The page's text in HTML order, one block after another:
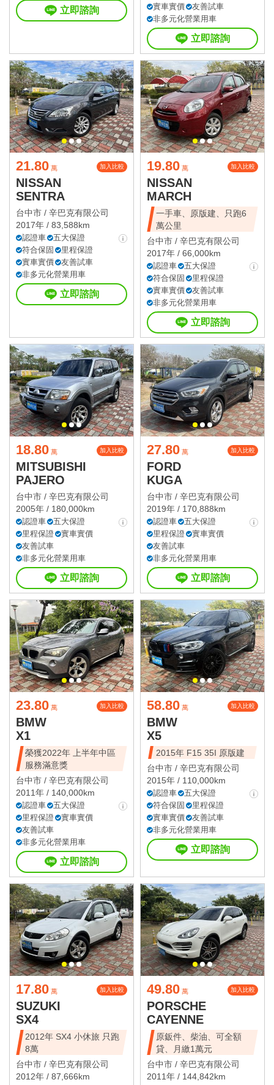
立即諮詢
實車實價
友善試車
非多元化營業用車
立即諮詢
21.80 萬 加入比較
NISSAN
SENTRA
台中市 / 辛巴克有限公司
2017年 / 83,588km
認證車
五大保證
符合保固
里程保證
實車實價
友善試車
非多元化營業用車
立即諮詢
19.80 萬 加入比較
NISSAN
MARCH
一手車、原版建、只跑6
萬公里
台中市 / 辛巴克有限公司
2017年 / 66,000km
認證車
五大保證
符合保固
里程保證
實車實價
友善試車
非多元化營業用車
立即諮詢
18.80 萬 加入比較
MITSUBISHI
PAJERO
台中市 / 辛巴克有限公司
2005年 / 180,000km
認證車
五大保證
里程保證
實車實價
友善試車
非多元化營業用車
立即諮詢
27.80 萬 加入比較
FORD
KUGA
台中市 / 辛巴克有限公司
2019年 / 170,888km
認證車
五大保證
里程保證
實車實價
友善試車
非多元化營業用車
立即諮詢
23.80 萬 加入比較
BMW
X1
榮獲2022年 上半年中區
服務滿意獎
台中市 / 辛巴克有限公司
2011年 / 140,000km
認證車
五大保證
里程保證
實車實價
友善試車
非多元化營業用車
立即諮詢
58.80 萬 加入比較
BMW
X5
2015年 F15 35I 原版建
台中市 / 辛巴克有限公司
2015年 / 110,000km
認證車
五大保證
符合保固
里程保證
實車實價
友善試車
非多元化營業用車
立即諮詢
17.80 萬 加入比較
SUZUKI
SX4
2012年 SX4 小休旅 只跑
8萬
台中市 / 辛巴克有限公司
2012年 / 87,666km
49.80 萬 加入比較
PORSCHE
CAYENNE
原鈑件、柴油、可全額
貸、月繳1萬元
台中市 / 辛巴克有限公司
2011年 / 144,842km